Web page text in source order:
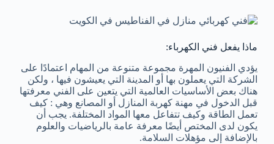
ماذا يفعل فني الكهرباء:
يؤدي الفنيون المهرة مجموعة متنوعة من المهام اعتمادًا على
الشركة التي يعملون بها أو المدينة التي يعيشون فيها ، ولكن
هناك بعض الأساسيات العالمية التي يتعين على الفني معرفتها
قبل الدخول في مهنة كهربة المنازل أو المصانع وهي : كيف
تعمل الطاقة وكيف تتفاعل معها المواد المختلفة. يجب أن
يكون لدى المختص أيضًا معرفة عامة بالرياضيات والعلوم
بالإضافة إلى مؤهلات السلامة.